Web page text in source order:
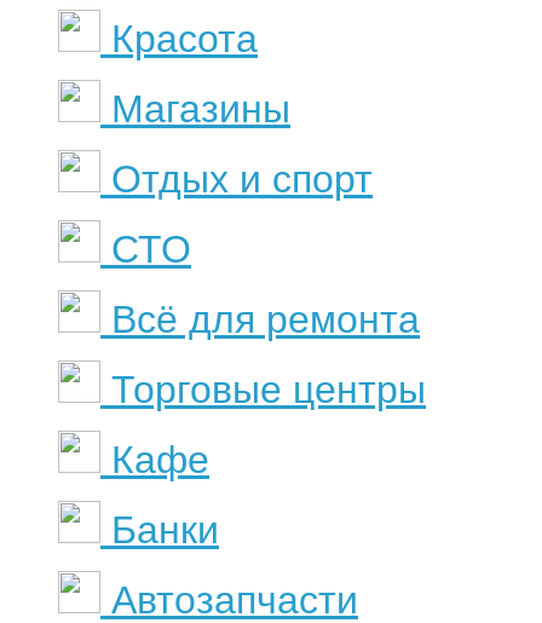
Красота
Магазины
Отдых и спорт
СТО
Всё для ремонта
Торговые центры
Кафе
Банки
Автозапчасти